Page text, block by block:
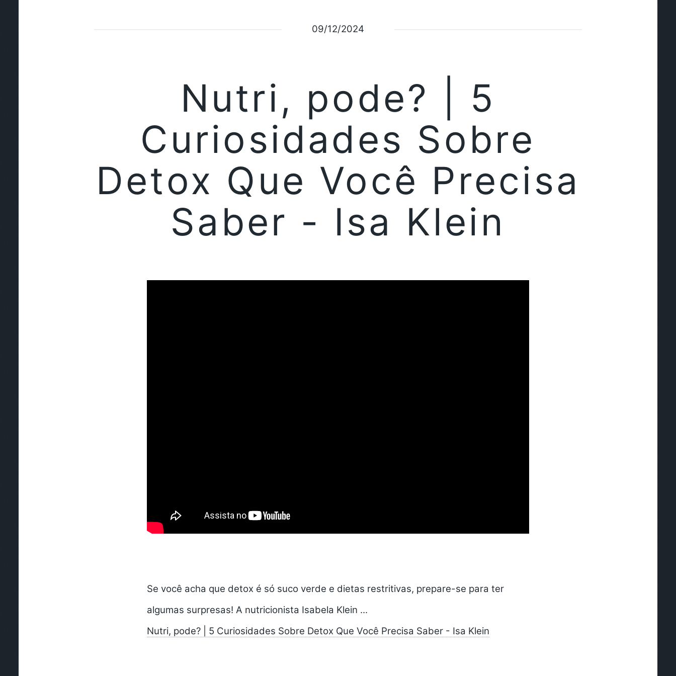
09/12/2024
Nutri, pode? | 5
Curiosidades Sobre
Detox Que Você Precisa
Saber - Isa Klein
Se você acha que detox é só suco verde e dietas restritivas, prepare-se para ter
algumas surpresas! A nutricionista Isabela Klein ...
Nutri, pode? | 5 Curiosidades Sobre Detox Que Você Precisa Saber - Isa Klein